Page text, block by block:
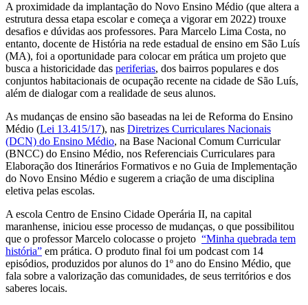
A proximidade da implantação do Novo Ensino Médio (que altera a
estrutura dessa etapa escolar e começa a vigorar em 2022) trouxe
desafios e dúvidas aos professores. Para Marcelo Lima Costa, no
entanto, docente de História na rede estadual de ensino em São Luís
(MA), foi a oportunidade para colocar em prática um projeto que
busca a historicidade das periferias, dos bairros populares e dos
conjuntos habitacionais de ocupação recente na cidade de São Luís,
além de dialogar com a realidade de seus alunos.
As mudanças de ensino são baseadas na lei de Reforma do Ensino
Médio (Lei 13.415/17), nas Diretrizes Curriculares Nacionais
(DCN) do Ensino Médio, na Base Nacional Comum Curricular
(BNCC) do Ensino Médio, nos Referenciais Curriculares para
Elaboração dos Itinerários Formativos e no Guia de Implementação
do Novo Ensino Médio e sugerem a criação de uma disciplina
eletiva pelas escolas.
A escola Centro de Ensino Cidade Operária II, na capital
maranhense, iniciou esse processo de mudanças, o que possibilitou
que o professor Marcelo colocasse o projeto “Minha quebrada tem
história” em prática. O produto final foi um podcast com 14
episódios, produzidos por alunos do 1º ano do Ensino Médio, que
fala sobre a valorização das comunidades, de seus territórios e dos
saberes locais.